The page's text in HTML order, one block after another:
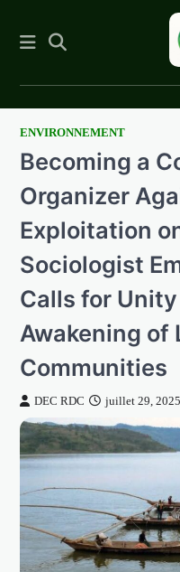
SkipENVIRONNEMENT
Becoming a
Organizer
Exploitation
Sociologist
Calls for
Awakening of
Communities
DEC RDC juillet 29, 2025